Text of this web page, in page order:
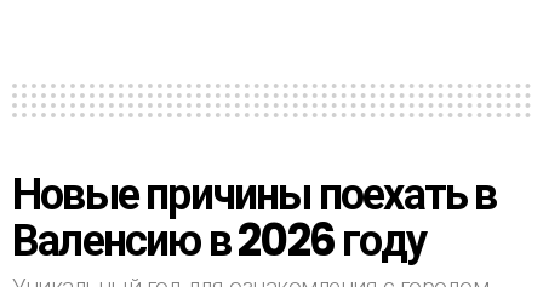
Новые причины поехать в
Валенсию в 2026 году